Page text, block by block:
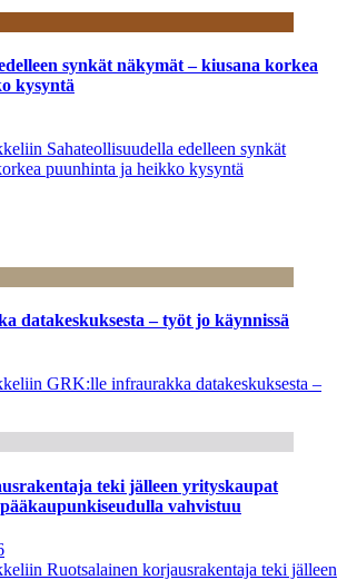
synkät näkymät – kiusana korkea
kysyntä
Sahateollisuudella edelleen synkät
puunhinta ja heikko kysyntä
datakeskuksesta – työt jo käynnissä
GRK:lle infraurakka datakeskuksesta –
teki jälleen yrityskaupat
pääkaupunkiseudulla vahvistuu
Ruotsalainen korjausrakentaja teki jälleen